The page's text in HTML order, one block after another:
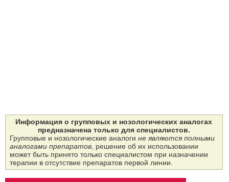
Информация о групповых и нозологических аналогах
предназначена только для специалистов.
Групповые и нозологические аналоги не являются полными
аналогами препаратов, решение об их использовании
может быть принято только специалистом при назначении
терапии в отсутствие препаратов первой линии.